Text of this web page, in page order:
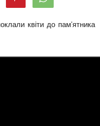
квіти до пам’ятника